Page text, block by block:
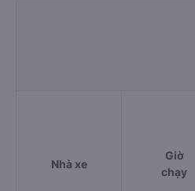
Nhà xe
Giờ
chạy